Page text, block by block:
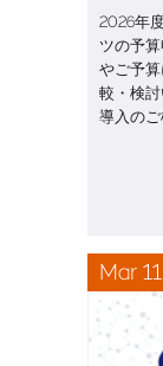
2026年
ツの予
やご予
較・検
導入のご
Mar